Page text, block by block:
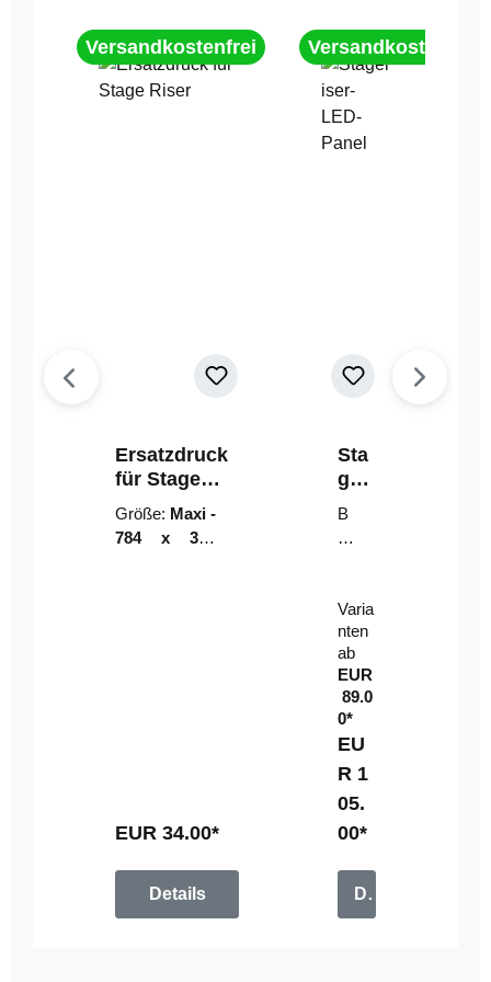
Versandkostenfrei
Ersatzdruck
für Stage
Riser
Größe: Maxi -
784 x 314
EUR 34.00*
Details
Versandkostenfrei
Sta
geri
ser-
LE
D-
el
B
un
mi
t
Fe
rn
be
di
en
u
n
g
Varia
nten
ab
EUR
89.0
0*
EU
R 1
05.
00*
Details